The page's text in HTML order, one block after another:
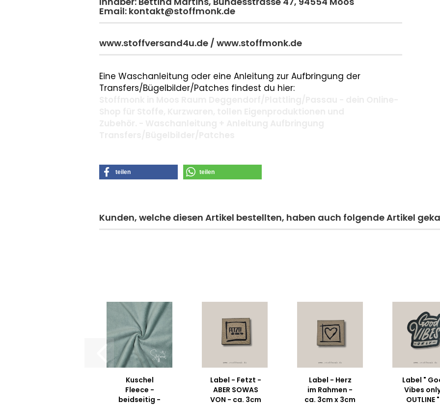
Email: kontakt@stoffmonk.de
www.stoffversand4u.de / www.stoffmonk.de
Eine Waschanleitung oder eine Anleitung zur Aufbringung der
Transfers/Bügelbilder/Patches findest du hier:
teilen teilen
Kunden, welche diesen Artikel bestellten, haben auch folgende Artikel
Kuschel
Fleece -
beidseitig -
Label - Fetzt -
ABER SOWAS
VON - ca. 3cm
Label - Herz
im Rahmen -
ca. 3cm x 3cm
Label "
Vibes
OUTLINE